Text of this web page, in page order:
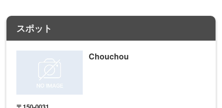
〒150-0031
東京都渋谷区桜丘町 30-10 青野ビル1F